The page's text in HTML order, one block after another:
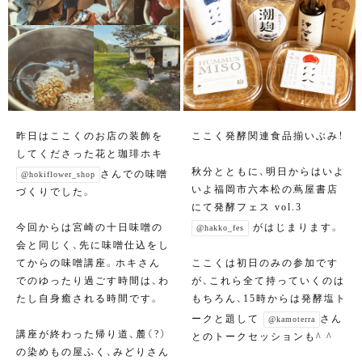
昨日はここくのお店の装飾を
してくださった花と珈琲ホキ
@hokiflower_shop
さんでの味噌
づくりでした。
今回からは宮崎の十日味噌の
会と同じく、先に味噌仕込をし
てからの味噌講座。ホキさん
でのゆったり過ごす時間は、わ
たし自身癒される時間です。
講座が終わった帰り道、麓（?）
の染めもの屋ふく、みどりさん
ここく発酵関連食品揃いぶみ！
秋分とともに、明日からはいよ
いよ福岡市六本松の蔦屋書店
にて発酵フェス vol.3
@hakko_fes がはじまります。
ここくは初日のみの参加です
が、これら全て持っていくのは
もちろん、15時からは発酵塩ト
ークと題して
@kamoterra
さん
とのトークセッションも^ ^